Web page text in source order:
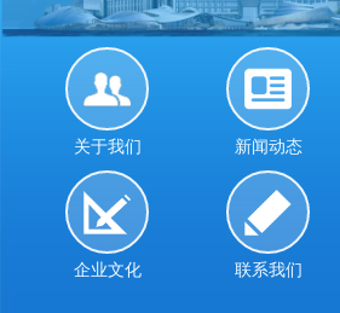
关于我们 新闻动态
企业文化 联系我们